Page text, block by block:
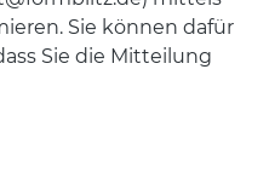
Sie können dafür
Sie die Mitteilung